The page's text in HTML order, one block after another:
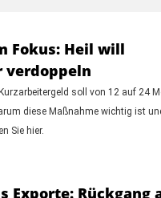
Fokus: Heil will
verdoppeln
soll von 12 auf 24
diese Maßnahme wichtig ist
Sie hier.
Exporte: Rückgang